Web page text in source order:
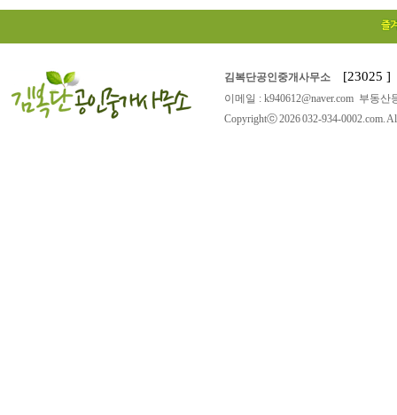
김복단공인중개사무소 [23025 ]
이메일 : k940612@naver.com 부동
Copyrightⓒ 2026 032-934-0002.com.